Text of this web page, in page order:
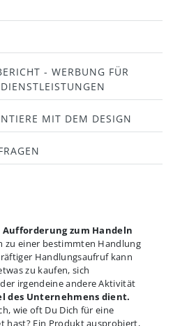
- WERBUNG FÜR
MIT DEM DESIGN
Aufforderung zum Handeln
zu einer bestimmten Handlung
Handlungsaufruf kann
zu kaufen, sich
irgendeine andere Aktivität
des Unternehmens dient.
wie oft Du Dich für eine
hast? Ein Produkt ausprobiert,